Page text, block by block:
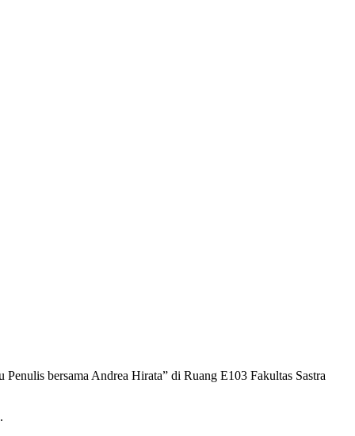
bersama Andrea Hirata” di Ruang E103 Fakultas Sastra